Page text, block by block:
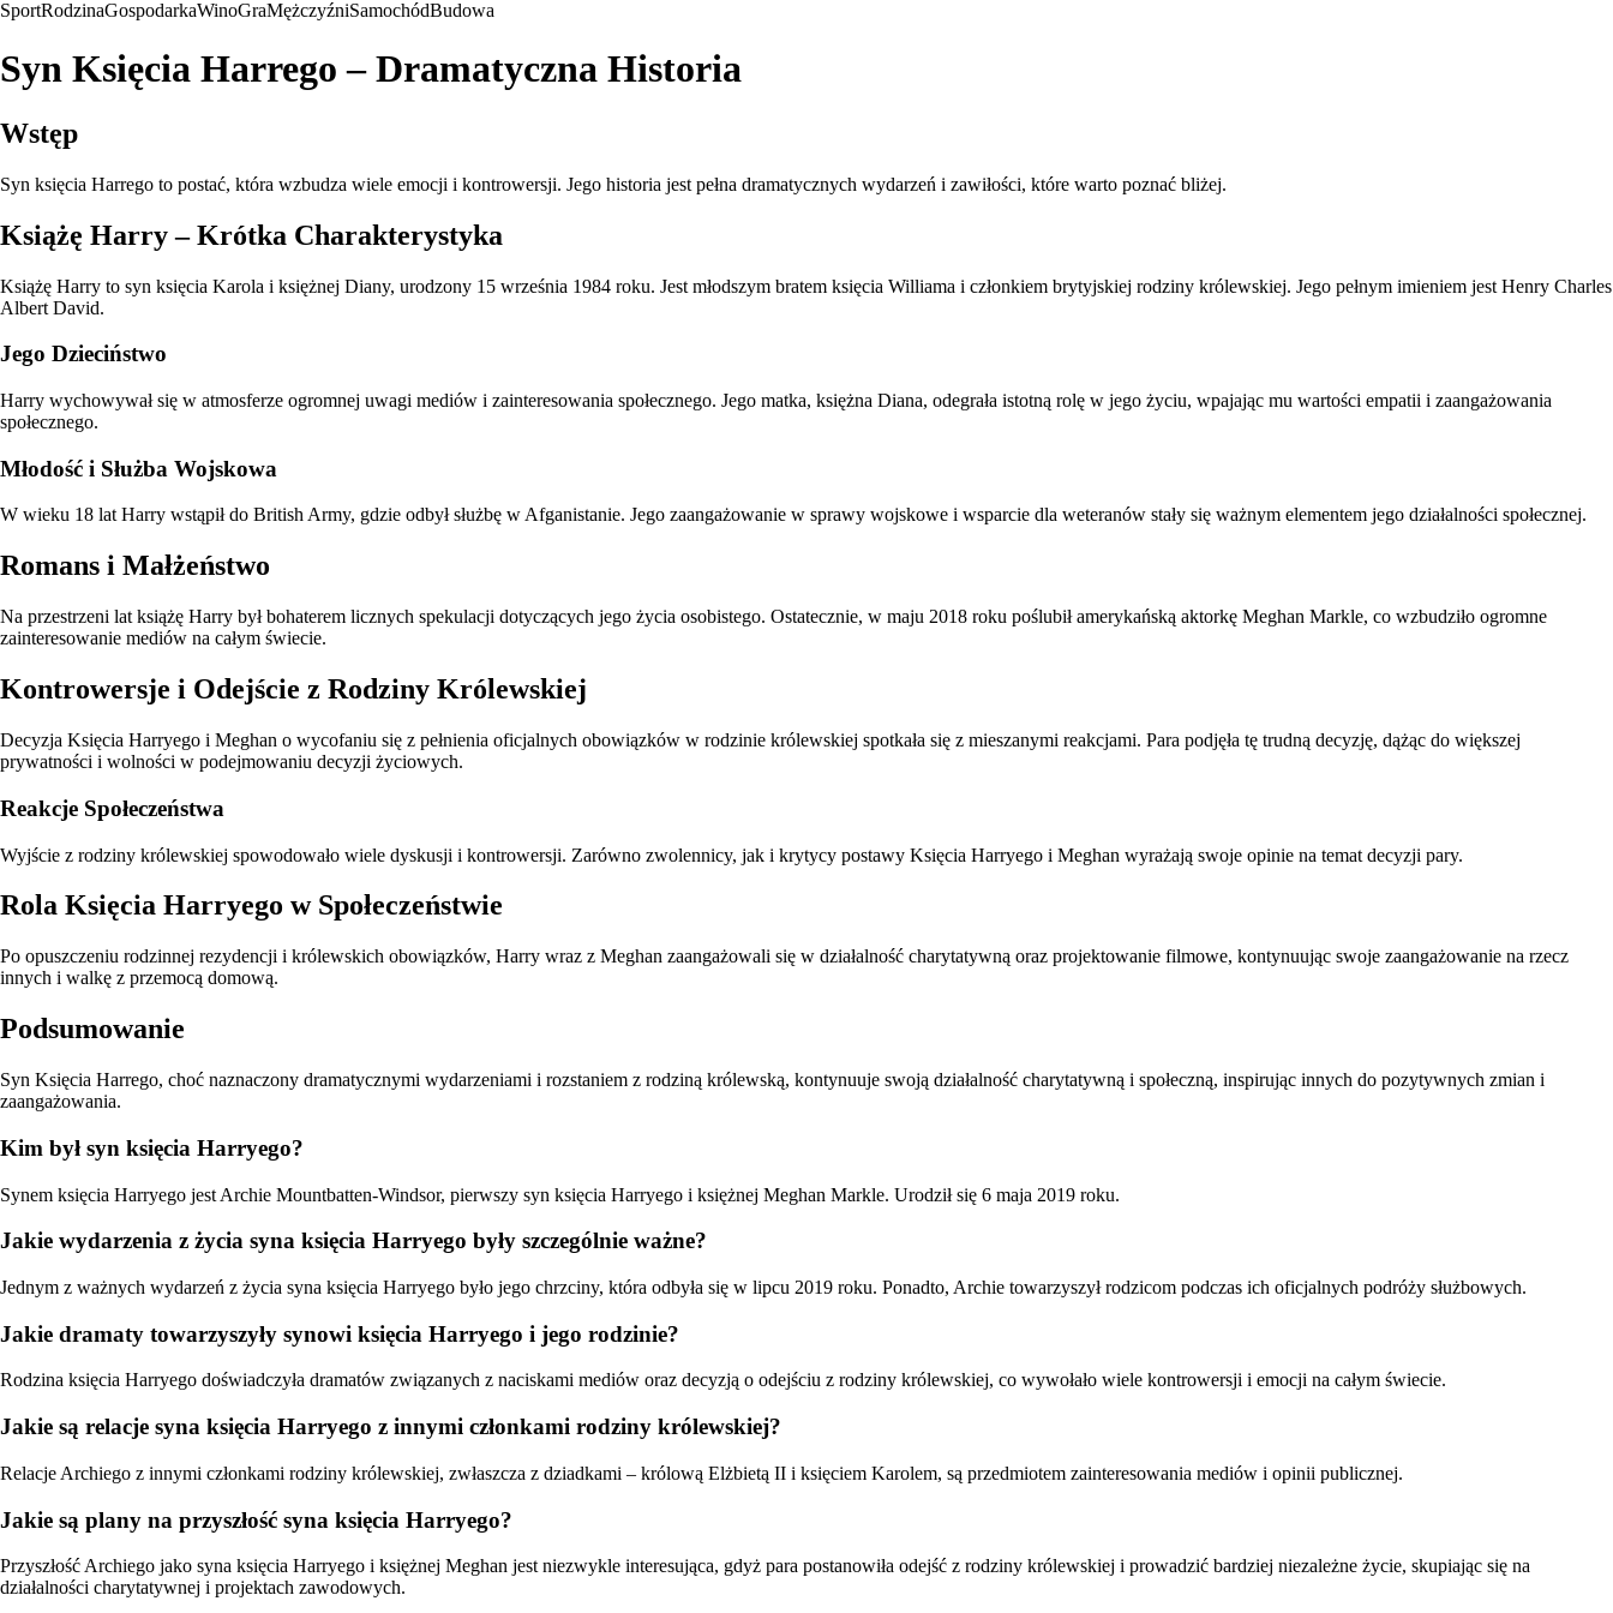
SportRodzinaGospodarkaWinoGraMężczyźniSamochódBudowa
Syn Księcia Harrego – Dramatyczna Historia
Wstęp
Syn księcia Harrego to postać, która wzbudza wiele emocji i kontrowersji. Jego historia jest pełna dramatycznych wydarzeń i zawiłości, które warto poznać bliżej.
Książę Harry – Krótka Charakterystyka
Książę Harry to syn księcia Karola i księżnej Diany, urodzony 15 września 1984 roku. Jest młodszym bratem księcia Williama i członkiem brytyjskiej rodziny królewskiej. Jego pełnym imieniem jest Henry Charles
Albert David.
Jego Dzieciństwo
Harry wychowywał się w atmosferze ogromnej uwagi mediów i zainteresowania społecznego. Jego matka, księżna Diana, odegrała istotną rolę w jego życiu, wpajając mu wartości empatii i zaangażowania
społecznego.
Młodość i Służba Wojskowa
W wieku 18 lat Harry wstąpił do British Army, gdzie odbył służbę w Afganistanie. Jego zaangażowanie w sprawy wojskowe i wsparcie dla weteranów stały się ważnym elementem jego działalności społecznej.
Romans i Małżeństwo
Na przestrzeni lat książę Harry był bohaterem licznych spekulacji dotyczących jego życia osobistego. Ostatecznie, w maju 2018 roku poślubił amerykańską aktorkę Meghan Markle, co wzbudziło ogromne
zainteresowanie mediów na całym świecie.
Kontrowersje i Odejście z Rodziny Królewskiej
Decyzja Księcia Harryego i Meghan o wycofaniu się z pełnienia oficjalnych obowiązków w rodzinie królewskiej spotkała się z mieszanymi reakcjami. Para podjęła tę trudną decyzję, dążąc do większej
prywatności i wolności w podejmowaniu decyzji życiowych.
Reakcje Społeczeństwa
Wyjście z rodziny królewskiej spowodowało wiele dyskusji i kontrowersji. Zarówno zwolennicy, jak i krytycy postawy Księcia Harryego i Meghan wyrażają swoje opinie na temat decyzji pary.
Rola Księcia Harryego w Społeczeństwie
Po opuszczeniu rodzinnej rezydencji i królewskich obowiązków, Harry wraz z Meghan zaangażowali się w działalność charytatywną oraz projektowanie filmowe, kontynuując swoje zaangażowanie na rzecz
innych i walkę z przemocą domową.
Podsumowanie
Syn Księcia Harrego, choć naznaczony dramatycznymi wydarzeniami i rozstaniem z rodziną królewską, kontynuuje swoją działalność charytatywną i społeczną, inspirując innych do pozytywnych zmian i
zaangażowania.
Kim był syn księcia Harryego?
Synem księcia Harryego jest Archie Mountbatten-Windsor, pierwszy syn księcia Harryego i księżnej Meghan Markle. Urodził się 6 maja 2019 roku.
Jakie wydarzenia z życia syna księcia Harryego były szczególnie ważne?
Jednym z ważnych wydarzeń z życia syna księcia Harryego było jego chrzciny, która odbyła się w lipcu 2019 roku. Ponadto, Archie towarzyszył rodzicom podczas ich oficjalnych podróży służbowych.
Jakie dramaty towarzyszyły synowi księcia Harryego i jego rodzinie?
Rodzina księcia Harryego doświadczyła dramatów związanych z naciskami mediów oraz decyzją o odejściu z rodziny królewskiej, co wywołało wiele kontrowersji i emocji na całym świecie.
Jakie są relacje syna księcia Harryego z innymi członkami rodziny królewskiej?
Relacje Archiego z innymi członkami rodziny królewskiej, zwłaszcza z dziadkami – królową Elżbietą II i księciem Karolem, są przedmiotem zainteresowania mediów i opinii publicznej.
Jakie są plany na przyszłość syna księcia Harryego?
Przyszłość Archiego jako syna księcia Harryego i księżnej Meghan jest niezwykle interesująca, gdyż para postanowiła odejść z rodziny królewskiej i prowadzić bardziej niezależne życie, skupiając się na
działalności charytatywnej i projektach zawodowych.